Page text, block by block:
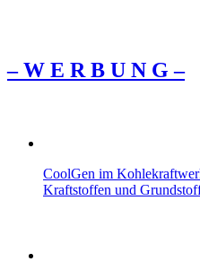
– W Ε R Β U Ν G –
CoolGen im
Kraftstoffen und